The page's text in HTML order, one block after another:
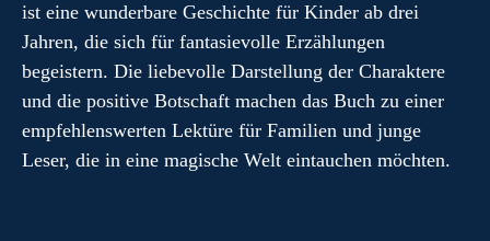
ist eine wunderbare Geschichte für Kinder ab drei
Jahren, die sich für fantasievolle Erzählungen
begeistern. Die liebevolle Darstellung der Charaktere
und die positive Botschaft machen das Buch zu einer
empfehlenswerten Lektüre für Familien und junge
Leser, die in eine magische Welt eintauchen möchten.